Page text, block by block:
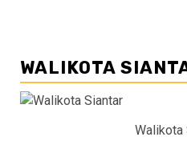
WALIKOTA
Walikota